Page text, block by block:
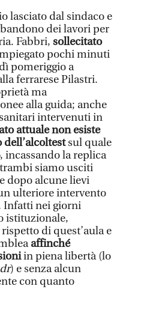
lasciato dal sindaco e
dei lavori per
Fabbri, sollecitato
pochi minuti
pomeriggio a
ferrarese Pilastri.
ma
alla guida; anche
intervenuti in
attuale non esiste
dell’alcoltestsul quale
incassando la replica
siamo usciti
dopo alcune lievi
ulteriore intervento
Infatti nei giorni
istituzionale,
di quest’aula e
affinché
in piena libertà (lo
) e senza alcun
con quanto